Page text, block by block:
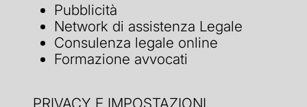
Pubblicità
Network di assistenza Legale
Consulenza legale online
Formazione avvocati
PRIVACY E IMPOSTAZIONI